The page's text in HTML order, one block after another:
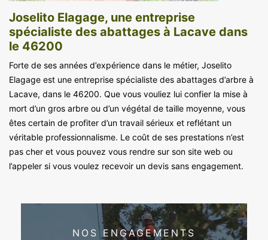
Joselito Elagage, une entreprise
spécialiste des abattages à Lacave dans
le 46200
Forte de ses années d’expérience dans le métier, Joselito
Elagage est une entreprise spécialiste des abattages d’arbre à
Lacave, dans le 46200. Que vous vouliez lui confier la mise à
mort d’un gros arbre ou d’un végétal de taille moyenne, vous
êtes certain de profiter d’un travail sérieux et reflétant un
véritable professionnalisme. Le coût de ses prestations n’est
pas cher et vous pouvez vous rendre sur son site web ou
l’appeler si vous voulez recevoir un devis sans engagement.
NOS ENGAGEMENTS